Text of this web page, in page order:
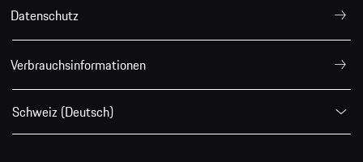
Datenschutz
Verbrauchsinformationen
Schweiz (Deutsch)